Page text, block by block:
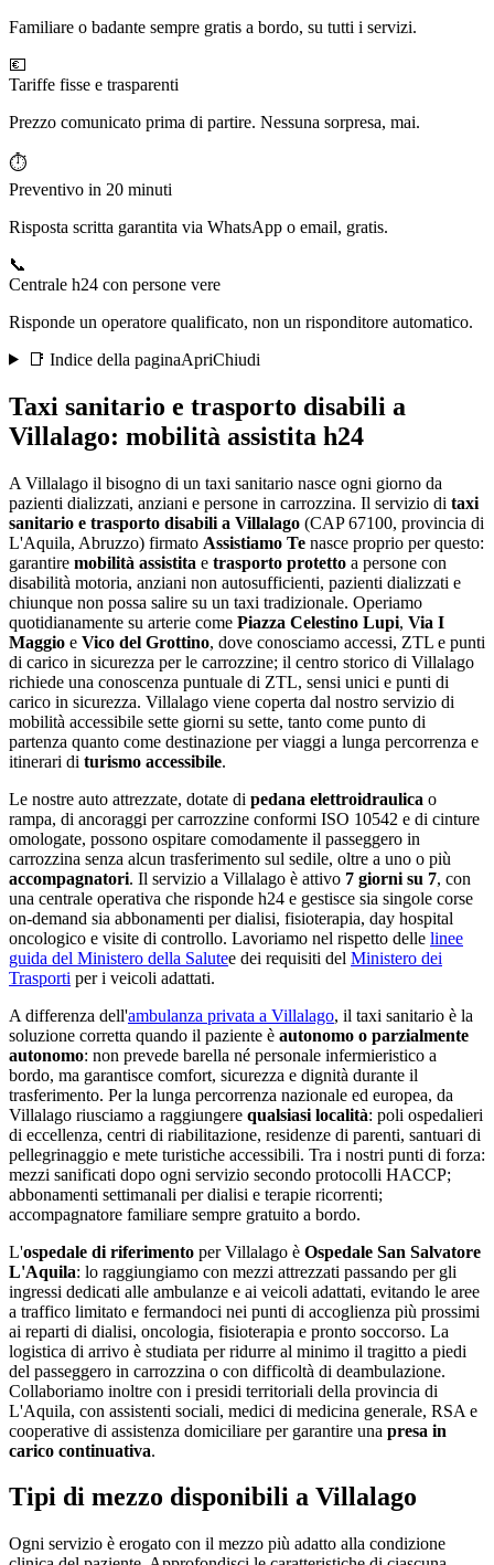
Familiare o badante sempre gratis a bordo, su tutti i servizi.
💶
Tariffe fisse e trasparenti
Prezzo comunicato prima di partire. Nessuna sorpresa, mai.
⏱️
Preventivo in 20 minuti
Risposta scritta garantita via WhatsApp o email, gratis.
📞
Centrale h24 con persone vere
Risponde un operatore qualificato, non un risponditore automatico.
📑 Indice della paginaApriChiudi
Taxi sanitario e trasporto disabili a
Villalago: mobilità assistita h24
A Villalago il bisogno di un taxi sanitario nasce ogni giorno da
pazienti dializzati, anziani e persone in carrozzina. Il servizio di taxi
sanitario e trasporto disabili a Villalago (CAP67100, provincia di
L'Aquila, Abruzzo) firmato Assistiamo Te nasce proprio per questo:
garantire mobilità assistita e trasporto protetto a persone con
disabilità motoria, anziani non autosufficienti, pazienti dializzati e
chiunque non possa salire su un taxi tradizionale. Operiamo
quotidianamente su arterie come Piazza Celestino Lupi, Via I
Maggio e Vico del Grottino, dove conosciamo accessi, ZTL e punti
di carico in sicurezza per le carrozzine; il centro storico di Villalago
richiede una conoscenza puntuale di ZTL, sensi unici e punti di
carico in sicurezza. Villalago viene coperta dal nostro servizio di
mobilità accessibile sette giorni su sette, tanto come punto di
partenza quanto come destinazione per viaggi a lunga percorrenza e
itinerari di turismo accessibile.
Le nostre auto attrezzate, dotate di pedana elettroidraulica o
rampa, di ancoraggi per carrozzine conformi ISO 10542 e di cinture
omologate, possono ospitare comodamente il passeggero in
carrozzina senza alcun trasferimento sul sedile, oltre a uno o più
accompagnatori. Il servizio a Villalago è attivo 7 giorni su 7, con
una centrale operativa che risponde h24 e gestisce sia singole corse
on-demand sia abbonamenti per dialisi, fisioterapia, day hospital
oncologico e visite di controllo. Lavoriamo nel rispetto delle linee
guida del Ministero della Salutee dei requisiti del Ministero dei
Trasporti per i veicoli adattati.
A differenza dell'ambulanza privata a Villalago, il taxi sanitario è la
soluzione corretta quando il paziente è autonomo o parzialmente
autonomo: non prevede barella né personale infermieristico a
bordo, ma garantisce comfort, sicurezza e dignità durante il
trasferimento. Per la lunga percorrenza nazionale ed europea, da
Villalago riusciamo a raggiungere qualsiasi località: poli ospedalieri
di eccellenza, centri di riabilitazione, residenze di parenti, santuari di
pellegrinaggio e mete turistiche accessibili. Tra i nostri punti di forza:
mezzi sanificati dopo ogni servizio secondo protocolli HACCP;
abbonamenti settimanali per dialisi e terapie ricorrenti;
accompagnatore familiare sempre gratuito a bordo.
L'ospedale di riferimento perVillalago è Ospedale San Salvatore
L'Aquila: lo raggiungiamo con mezzi attrezzati passando per gli
ingressi dedicati alle ambulanze e ai veicoli adattati, evitando le aree
a traffico limitato e fermandoci nei punti di accoglienza più prossimi
ai reparti di dialisi, oncologia, fisioterapia e pronto soccorso. La
logistica di arrivo è studiata per ridurre al minimo il tragitto a piedi
del passeggero in carrozzina o con difficoltà di deambulazione.
Collaboriamo inoltre con i presidi territoriali della provincia di
L'Aquila, con assistenti sociali, medici di medicina generale, RSA e
cooperative di assistenza domiciliare per garantire una presa in
carico continuativa.
Tipi di mezzo disponibili a Villalago
Ogni servizio è erogato con il mezzo più adatto alla condizione